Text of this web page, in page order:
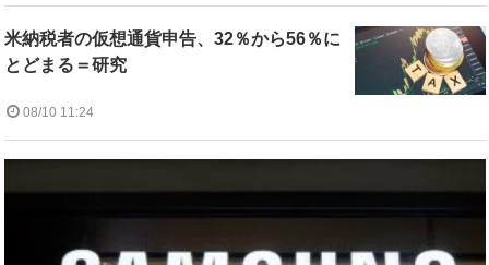
米納税者の仮想通貨申告、32％から56％に
とどまる＝研究
08/10 11:24